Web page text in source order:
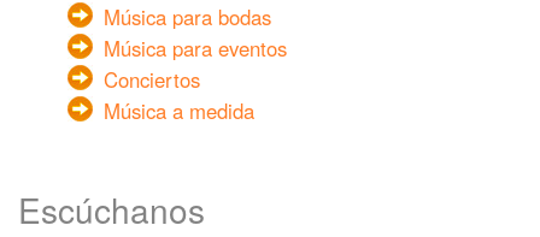
Música para bodas
Música para eventos
Conciertos
Música a medida
Escúchanos